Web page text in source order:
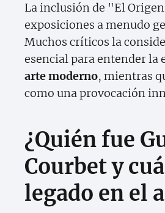
La inclusión de "El
exposiciones a menudo
Muchos críticos la
esencial para entender la
arte moderno, mientras
como una provocación
¿Quién fue
Courbet y
legado en el